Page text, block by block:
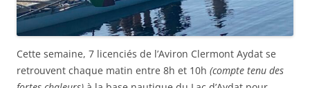
Cette semaine, 7 licenciés de l’Aviron Clermont Aydat se
retrouvent chaque matin entre 8h et 10h (compte tenu des